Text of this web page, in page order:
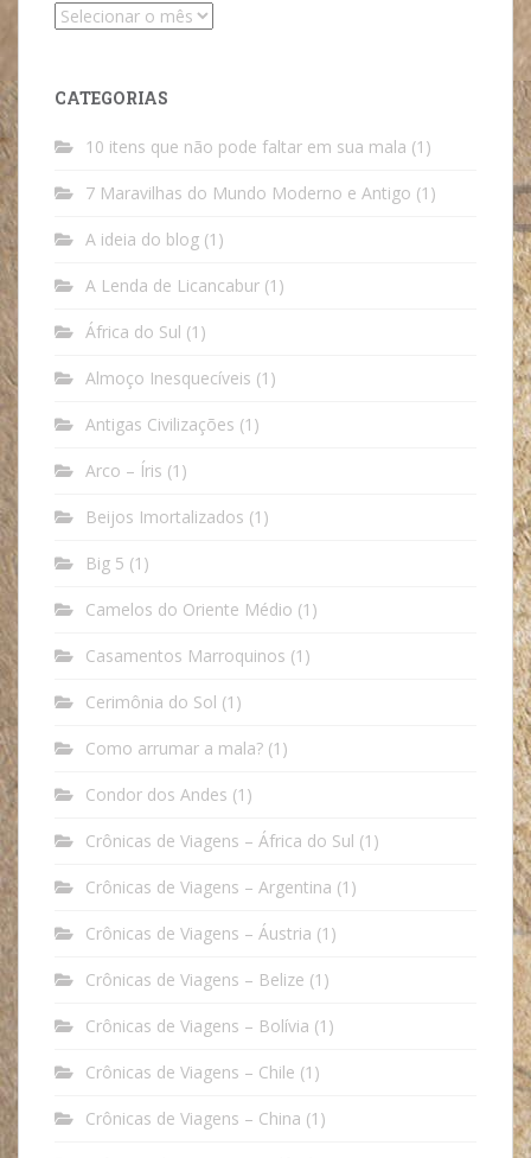
Arquivos
CATEGORIAS
10 itens que não pode faltar em sua mala (1)
7 Maravilhas do Mundo Moderno e Antigo (1)
A ideia do blog (1)
A Lenda de Licancabur (1)
África do Sul (1)
Almoço Inesquecíveis (1)
Antigas Civilizações (1)
Arco – Íris (1)
Beijos Imortalizados (1)
Big 5 (1)
Camelos do Oriente Médio (1)
Casamentos Marroquinos (1)
Cerimônia do Sol (1)
Como arrumar a mala? (1)
Condor dos Andes (1)
Crônicas de Viagens – África do Sul (1)
Crônicas de Viagens – Argentina (1)
Crônicas de Viagens – Áustria (1)
Crônicas de Viagens – Belize (1)
Crônicas de Viagens – Bolívia (1)
Crônicas de Viagens – Chile (1)
Crônicas de Viagens – China (1)